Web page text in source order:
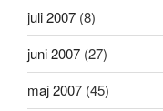
juli 2007 (8)
juni 2007 (27)
maj 2007 (45)